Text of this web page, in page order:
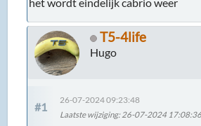
T5-4life
Hugo
#1
26-07-2024 09:23:48
Laatste wijziging: 26-07-2024